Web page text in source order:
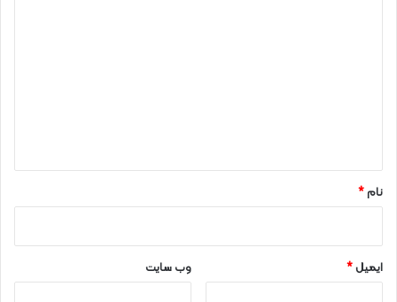
نام*
ایمیل* وب‌ سایت